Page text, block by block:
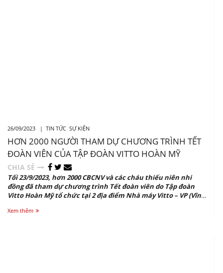
26/09/2023 | TIN TỨC SỰ KIỆN
HƠN 2000 NGƯỜI THAM DỰ CHƯƠNG TRÌNH TẾT
ĐOÀN VIÊN CỦA TẬP ĐOÀN VITTO HOÀN MỸ
CHIA SẺ
Tối 23/9/2023, hơn 2000 CBCNV và các cháu thiếu niên nhi
đồng đã tham dự chương trình Tết đoàn viên do Tập đoàn
Vitto Hoàn Mỹ tổ chức tại 2 địa điểm Nhà máy Vitto – VP (Vĩnh
Xem thêm